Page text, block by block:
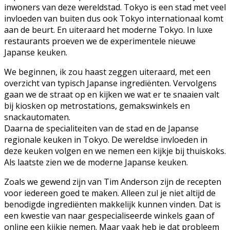
inwoners van deze wereldstad. Tokyo is een stad met veel
invloeden van buiten dus ook Tokyo internationaal komt
aan de beurt. En uiteraard het moderne Tokyo. In luxe
restaurants proeven we de experimentele nieuwe
Japanse keuken.
We beginnen, ik zou haast zeggen uiteraard, met een
overzicht van typisch Japanse ingrediënten. Vervolgens
gaan we de straat op en kijken we wat er te snaaien valt
bij kiosken op metrostations, gemakswinkels en
snackautomaten.
Daarna de specialiteiten van de stad en de Japanse
regionale keuken in Tokyo. De wereldse invloeden in
deze keuken volgen en we nemen een kijkje bij thuiskoks.
Als laatste zien we de moderne Japanse keuken.
Zoals we gewend zijn van Tim Anderson zijn de recepten
voor iedereen goed te maken. Alleen zul je niet altijd de
benodigde ingrediënten makkelijk kunnen vinden. Dat is
een kwestie van naar gespecialiseerde winkels gaan of
online een kijkje nemen. Maar vaak heb je dat probleem